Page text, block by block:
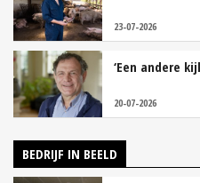
23-07-2026
‘Een andere
20-07-2026
BEDRIJF IN BEELD